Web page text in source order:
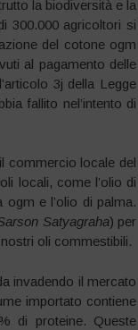
la biodiversità e la
300.000 agricoltori si
del cotone ogm
al pagamento delle
3j della Legge
fallito nel’intento di
commercio locale del
locali, come l’olio di
ogm e l’olio di palma.
Satyagraha) per
oli commestibili.
invadendo il mercato
importato contiene
di proteine. Queste